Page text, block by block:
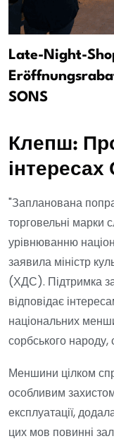
Late-Night-
SONS
Клепш:
інтересах
"Запланована
торговельні марки
урівнюванню
заявила міністр
(ХДС). Підтримка
відповідає
національних
сорбського народу,
Меншини цілком
особливим
експлуатації,
цих мов повинні